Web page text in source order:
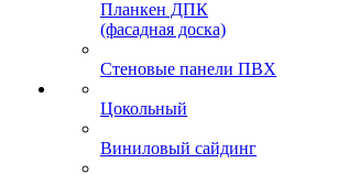
Планкен ДПК
(фасадная доска)
Стеновые панели ПВХ
Цокольный
Виниловый сайдинг